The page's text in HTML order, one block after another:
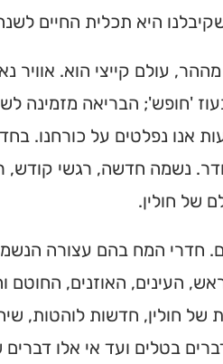
היא תכלית החיים
עולם קייצי הוא. אוויר
'חופש'; הבריאה מזמינה
אנו נפלטים על כורחנו.
נשמה חדשה, רגשי קודש,
של חולין.
חדרי המח בהם עצורה
העינים, האוזנים, החוטם
של חולין, חדשות לוהטות,
בטלים ועד אי אלו